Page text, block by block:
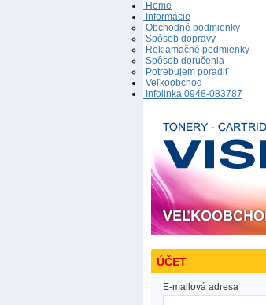
Home
Informácie
Obchodné podmienky
Spôsob dopravy
Reklamačné podmienky
Spôsob doručenia
Potrebujem poradiť
Veľkoobchod
Infolinka 0948-083787
ÚČET
E-mailová adresa